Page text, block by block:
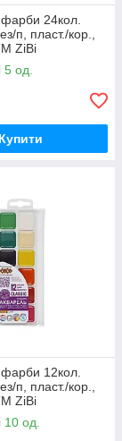
24кол.
п, пласт./кор.,
ZiBi
5 од.
Купити
12кол.
п, пласт./кор.,
ZiBi
10 од.